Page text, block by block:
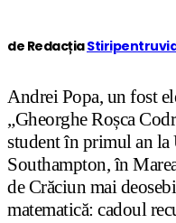
de Redacția
Andrei Popa, un fost
„Gheorghe Roșca
student în primul an la
Southampton, în
de Crăciun mai
matematică: cadoul